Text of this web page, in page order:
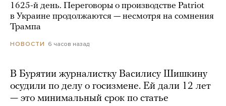
1625-й день. Переговоры о производстве Patriot
в Украине продолжаются — несмотря на сомнения
Трампа
НОВОСТИ 6 часов назад
В Бурятии журналистку Василису Шишкину
осудили по делу о госизмене. Ей дали 12 лет
— это минимальный срок по статье